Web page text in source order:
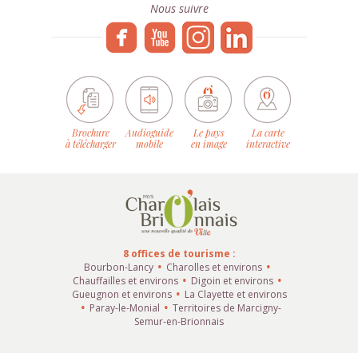
Nous suivre
Brochure
à télécharger
Audioguide
mobile
Le pays
en image
La carte
interactive
8 offices de tourisme :
Bourbon-Lancy
Charolles et environs
Chauffailles et environs
Digoin et environs
Gueugnon et environs
La Clayette et environs
Paray-le-Monial
Territoires de Marcigny-
Semur-en-Brionnais